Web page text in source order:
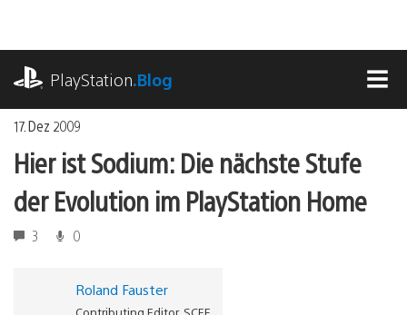
springen
PlayStation.Blog
17. Dez 2009
Hier ist Sodium: Die nächste Stufe
der Evolution im PlayStation Home
3 0
Roland Fauster
Contributing Editor, SCEE